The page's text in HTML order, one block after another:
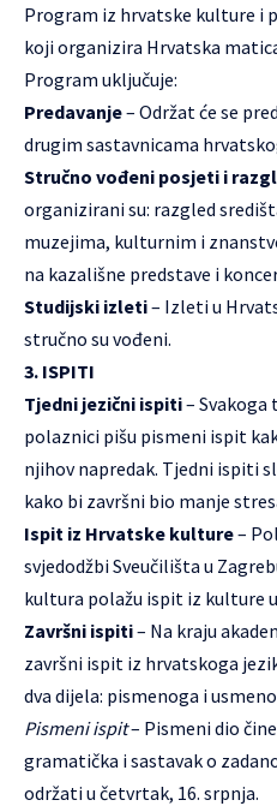
Program iz hrvatske kulture i
koji organizira Hrvatska
Program uključuje:
Predavanje– Održat će se
drugim sastavnicama
Stručno vođeni posjeti i
organizirani su: razgled
muzejima, kulturnim i
na kazališne predstave i
Studijski izleti– Izleti u
stručno su vođeni.
3. ISPITI
Tjedni jezični ispiti–
polaznici pišu pismeni ispit
njihov napredak. Tjedni ispiti
kako bi završni bio manje
Ispit iz Hrvatske kulture–
svjedodžbi Sveučilišta u
kultura polažu ispit iz kulture
Završni ispiti– Na kraju
završni ispit iz hrvatskoga
dva dijela: pismenoga i
Pismeni ispit– Pismeni dio
gramatička i sastavak o
održati u četvrtak, 16. srpnja.